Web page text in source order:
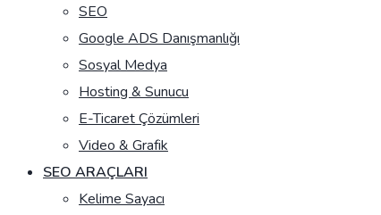
SEO
Google ADS Danışmanlığı
Sosyal Medya
Hosting & Sunucu
E-Ticaret Çözümleri
Video & Grafik
SEO ARAÇLARI
Kelime Sayacı